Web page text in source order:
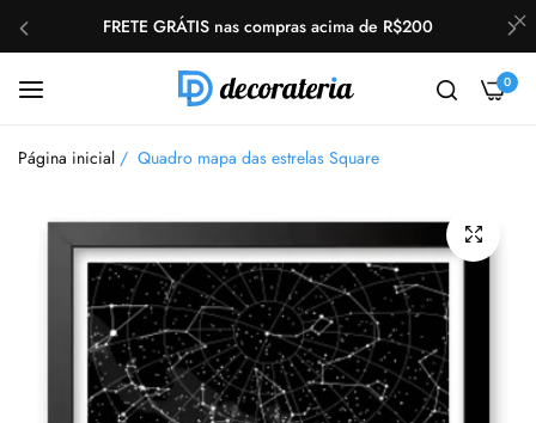
FRETE GRÁTIS nas compras acima de R$200
Ganhe 15% OFF com o cupom: AMOR
Ganhe 15% OFF com o cupom: AMOR
FRETE GRÁTIS nas compras acima de R$200
Ganhe 15% OFF com o cupom: AMOR
0
Página inicial / Quadro mapa das estrelas Square